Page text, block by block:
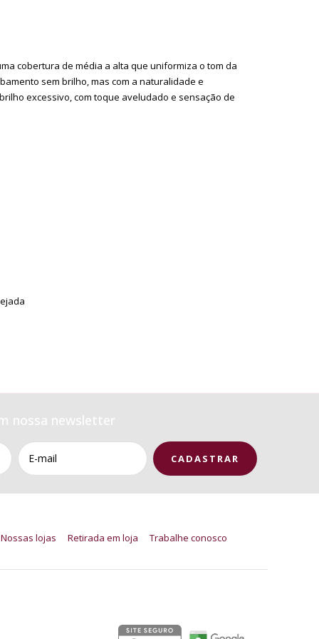
cobertura de média a alta que uniformiza o tom da
sem brilho, mas com a naturalidade e
excessivo, com toque aveludado e sensação de
nossa newsletter
Nossas lojas Retirada em loja Trabalhe conosco